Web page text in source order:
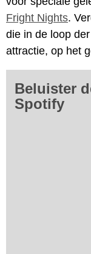
Fright Nights.
die in de loop
attractie, op het
Beluister
Spotify